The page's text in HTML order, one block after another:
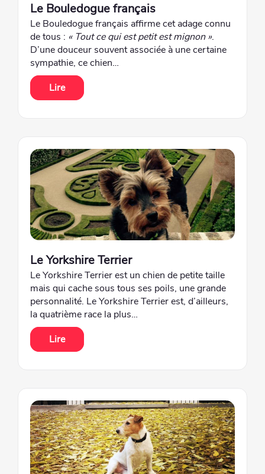
Le Bouledogue français
Le Bouledogue français affirme cet adage connu
de tous : « Tout ce qui est petit est mignon ».
D’une douceur souvent associée à une certaine
sympathie, ce chien…
Lire
Le Yorkshire Terrier
Le Yorkshire Terrier est un chien de petite taille
mais qui cache sous tous ses poils, une grande
personnalité. Le Yorkshire Terrier est, d’ailleurs,
la quatrième race la plus…
Lire